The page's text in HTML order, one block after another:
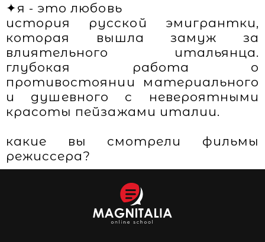
✦я - это любовь
история русской эмигрантки,
которая вышла замуж за
влиятельного итальянца.
глубокая работа о
противостоянии материального
и душевного с невероятными
красоты пейзажами италии.
какие вы смотрели фильмы
режиссера?